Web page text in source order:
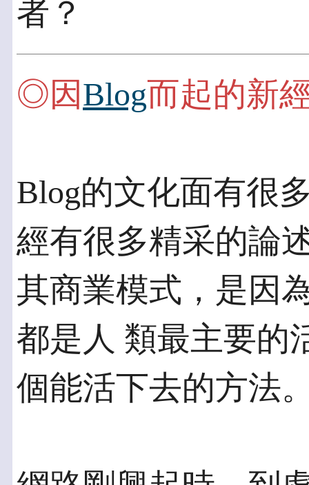
者？
◎因Blog而起的新
Blog的文化面有很
經有很多精采的論
其商業模式，是因
都是人 類最主要的
個能活下去的方法